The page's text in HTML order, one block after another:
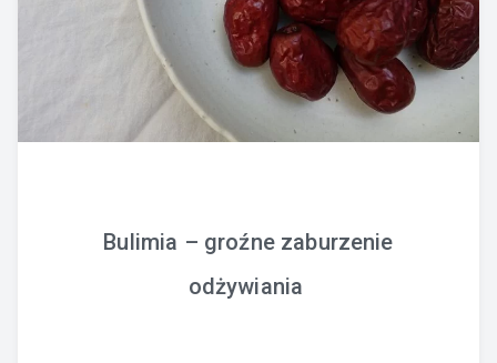
Bulimia – groźne zaburzenie
odżywiania